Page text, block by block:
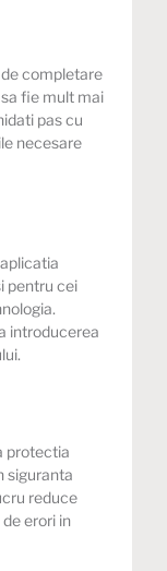
completare
fie mult mai
pas cu
necesare
pentru cei
introducerea
protectia
siguranta
reduce
erori in